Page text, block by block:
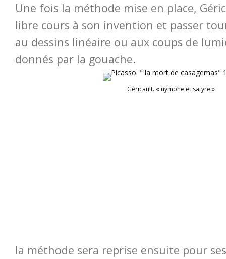
Une fois la méthode mise en place,
libre cours à son invention et passer
au dessins linéaire ou aux coups de
donnés par la gouache.
Géricault. « nymphe et satyre »
la méthode sera reprise ensuite pour